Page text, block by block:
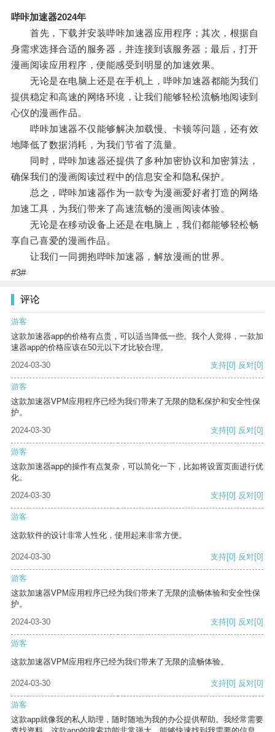
哔咔加速器2024年
首先，下载并安装哔咔加速器应用程序；其次，根据自
身需求选择合适的服务器，并连接到该服务器；最后，打开
漫画阅读应用程序，便能感受到明显的加速效果。
无论是在电脑上还是在手机上，哔咔加速器都能为我们
提供稳定和高速的网络环境，让我们能够轻松流畅地阅读到
心仪的漫画作品。
哔咔加速器不仅能够解决加载慢、卡顿等问题，还有效
地降低了数据消耗，为我们节省了流量。
同时，哔咔加速器还提供了多种加密协议和加密算法，
确保我们的漫画阅读过程中的信息安全和隐私保护。
总之，哔咔加速器作为一款专为漫画爱好者打造的网络
加速工具，为我们带来了高速流畅的漫画阅读体验。
无论是在移动设备上还是在电脑上，我们都能够轻松畅
享自己喜爱的漫画作品。
让我们一同拥抱哔咔加速器，解放漫画的世界。
#3#
评论
游客
这款加速器app的价格有点贵，可以适当降低一些。我个人觉得，一款加
速器app的价格应该在50元以下才比较合理。
2024-03-30
支持[0] 反对[0]
游客
这款加速器VPM应用程序已经为我们带来了无限的隐私保护和安全性保
护。
2024-03-30
支持[0] 反对[0]
游客
这款加速器app的操作有点复杂，可以简化一下，比如将设置页面进行优
化。
2024-03-30
支持[0] 反对[0]
游客
这款软件的设计非常人性化，使用起来非常方便。
2024-03-30 支持[0] 反对[0]
游客
这款加速器VPM应用程序已经为我们带来了无限的流畅体验和安全性保
护。
2024-03-30
支持[0] 反对[0]
游客
这款加速器VPM应用程序已经为我们带来了无限的流畅体验。
2024-03-30 支持[0] 反对[0]
游客
这款app就像我的私人助理，随时随地为我的办公提供帮助。我经常需要